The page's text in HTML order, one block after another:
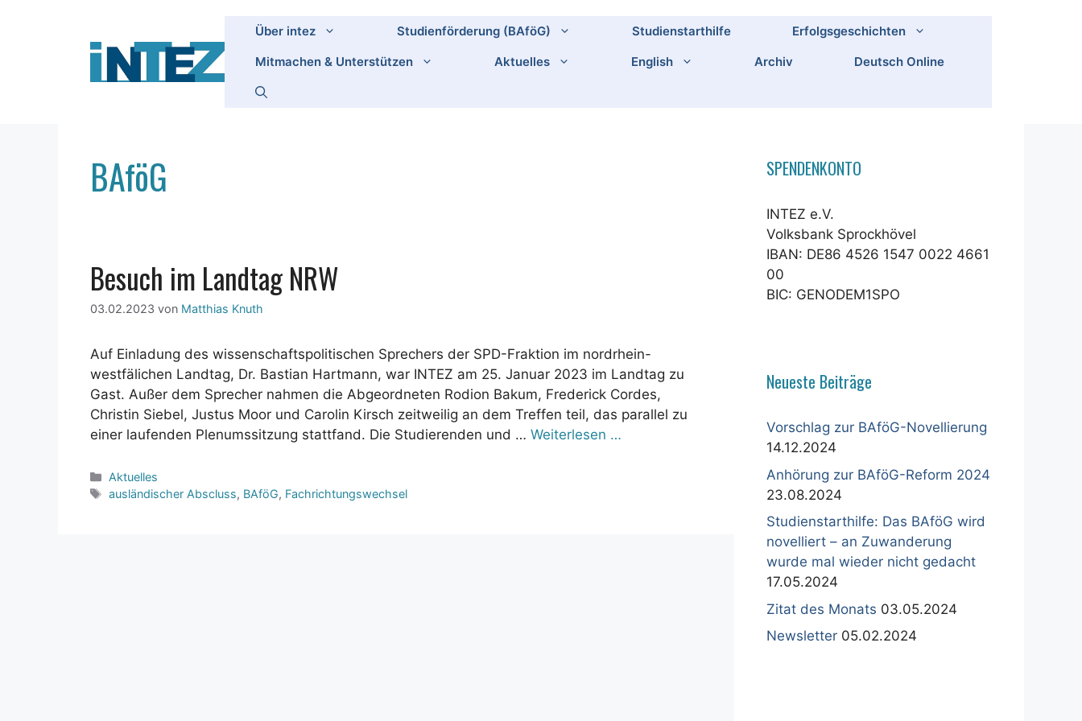
Über intez Studienförderung (BAföG) Studienstarthilfe
Erfolgsgeschichten
Mitmachen & Unterstützen
Aktuelles English Archiv Deutsch Online
BAföG
Besuch im Landtag NRW
03.02.2023 von Matthias Knuth
Auf Einladung des wissenschaftspolitischen Sprechers der SPD-Fraktion im nordrhein-
westfälichen Landtag, Dr. Bastian Hartmann, war INTEZ am 25. Januar 2023 im Landtag zu
Gast. Außer dem Sprecher nahmen die Abgeordneten Rodion Bakum, Frederick Cordes,
Christin Siebel, Justus Moor und Carolin Kirsch zeitweilig an dem Treffen teil, das parallel zu
einer laufenden Plenumssitzung stattfand. Die Studierenden und … Weiterlesen …
Kategorien
Aktuelles
Schlagwörter
ausländischer Abscluss, BAföG, Fachrichtungswechsel
SPENDENKONTO
INTEZ e.V.
Volksbank Sprockhövel
IBAN: DE86 4526 1547 0022 4661
00
BIC: GENODEM1SPO
Neueste Beiträge
Vorschlag zur BAföG-Novellierung
14.12.2024
Anhörung zur BAföG-Reform 2024
23.08.2024
Studienstarthilfe: Das BAföG wird
novelliert – an Zuwanderung
wurde mal wieder nicht gedacht
17.05.2024
Zitat des Monats 03.05.2024
Newsletter 05.02.2024